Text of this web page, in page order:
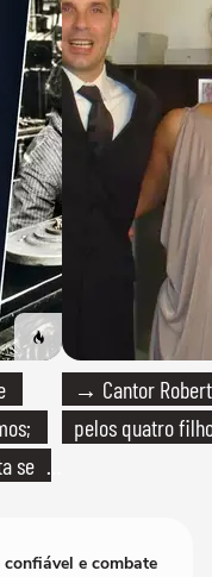
se
→ Cantor
pelos quatro
e combate